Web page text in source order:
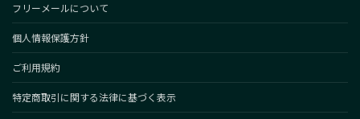
フリーメールについて
個人情報保護方針
ご利用規約
特定商取引に関する法律に基づく表示